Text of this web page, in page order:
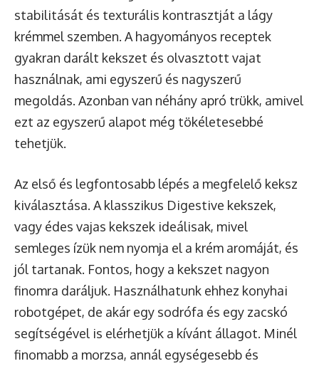
stabilitását és texturális kontrasztját a lágy
krémmel szemben. A hagyományos receptek
gyakran darált kekszet és olvasztott vajat
használnak, ami egyszerű és nagyszerű
megoldás. Azonban van néhány apró trükk, amivel
ezt az egyszerű alapot még tökéletesebbé
tehetjük.
Az első és legfontosabb lépés a megfelelő keksz
kiválasztása. A klasszikus Digestive kekszek,
vagy édes vajas kekszek ideálisak, mivel
semleges ízük nem nyomja el a krém aromáját, és
jól tartanak. Fontos, hogy a kekszet nagyon
finomra daráljuk. Használhatunk ehhez konyhai
robotgépet, de akár egy sodrófa és egy zacskó
segítségével is elérhetjük a kívánt állagot. Minél
finomabb a morzsa, annál egységesebb és